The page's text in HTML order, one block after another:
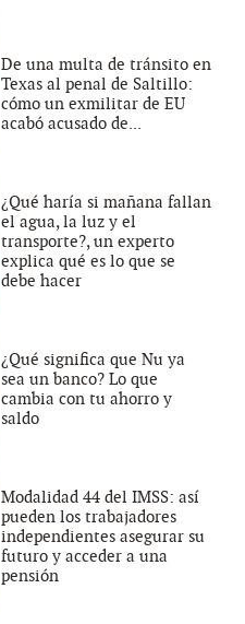
De una multa de tránsito en
Texas al penal de Saltillo:
cómo un exmilitar de EU
acabó acusado de...
¿Qué haría si mañana fallan
el agua, la luz y el
transporte?, un experto
explica qué es lo que se
debe hacer
¿Qué significa que Nu ya
sea un banco? Lo que
cambia con tu ahorro y
saldo
Modalidad 44 del IMSS: así
pueden los trabajadores
independientes asegurar su
futuro y acceder a una
pensión